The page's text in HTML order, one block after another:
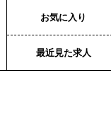
お気に入り
最近見た求人